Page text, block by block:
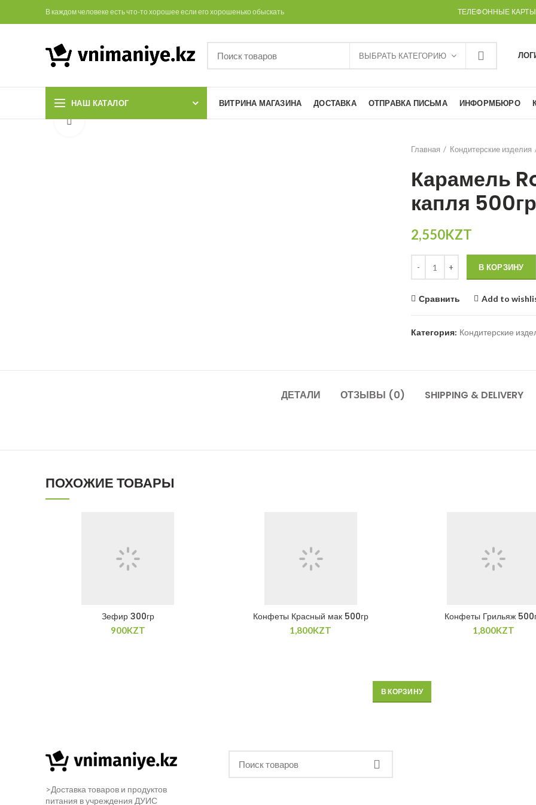
В каждом человеке есть что-то хорошее если его хорошенько обыскать ТЕЛЕФОННЫЕ КАРТЫ
ВЫБРАТЬ КАТЕГОРИЮ
НАШ КАТАЛОГ ВИТРИНА МАГАЗИНА ДОСТАВКА ОТПРАВКА ПИСЬМА ИНФОРМБЮРО
Увеличить
Главная Кондитерские изделия
Карамель
капля 500гр
2,550KZT
В КОРЗИНУ
Сравнить Add to
Категория: Кондитерские
ДЕТАЛИ ОТЗЫВЫ (0) SHIPPING & DELIVERY
ПОХОЖИЕ ТОВАРЫ
Зефир 300гр
900KZT
В КОРЗИНУ
Конфеты Красный мак 500гр
1,800KZT
В КОРЗИНУ
Конфеты Грильяж
1,800KZT
В КОРЗИНУ
В КОРЗИНУ
>Доставка товаров и продуктов
питания в учреждения ДУИС